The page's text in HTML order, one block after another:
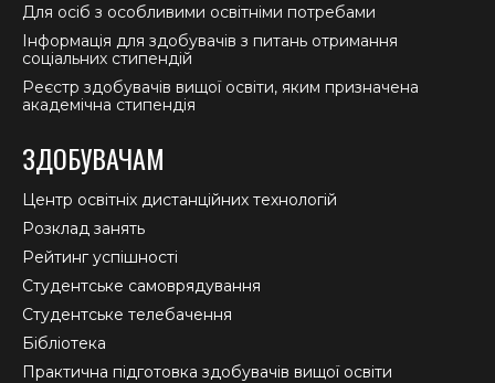
Для осіб з особливими освітніми потребами
Інформація для здобувачів з питань отримання
соціальних стипендій
Реєстр здобувачів вищої освіти, яким призначена
академічна стипендія
ЗДОБУВАЧАМ
Центр освітніх дистанційних технологій
Розклад занять
Рейтинг успішності
Студентське самоврядування
Студентське телебачення
Бібліотека
Практична підготовка здобувачів вищої освіти